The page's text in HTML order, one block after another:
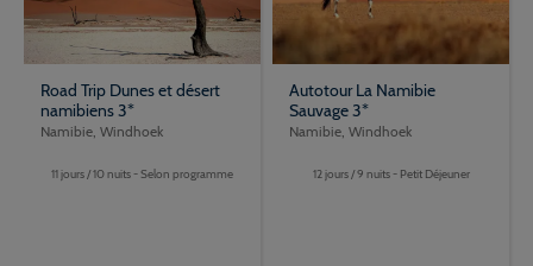
Road Trip Dunes et désert
namibiens 3*
Namibie, Windhoek
11 jours / 10 nuits - Selon programme
Autotour La Namibie
Sauvage 3*
Namibie, Windhoek
12 jours / 9 nuits - Petit Déjeuner